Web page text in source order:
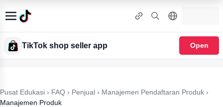
TikTok shop seller app Open
Pusat Edukasi › FAQ › Penjual › Manajemen Pendaftaran Produk ›
Manajemen Produk